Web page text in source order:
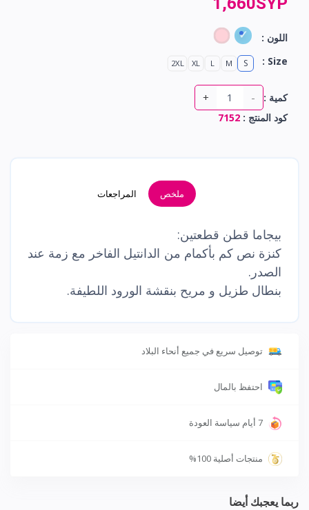
اللون :
Size :
S
M
L
XL
2XL
كمية : -
+
كود المنتج : 7152
ملخص المراجعات
بيجاما قطن قطعتين:
كنزة نص كم بأكمام من الدانتيل الفاخر مع زمة عند
الصدر.
بنطال طزيل و مريح بنقشة الورود اللطيفة.
توصيل سريع في جميع أنحاء البلاد
احتفظ بالمال
7 أيام سياسة العودة
منتجات أصلية 100%
ربما يعجبك أيضا